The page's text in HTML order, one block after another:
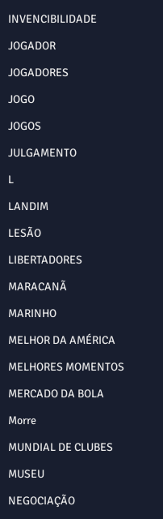
INVENCIBILIDADE
JOGADOR
JOGADORES
JOGO
JOGOS
JULGAMENTO
L
LANDIM
LESÃO
LIBERTADORES
MARACANÃ
MARINHO
MELHOR DA AMÉRICA
MELHORES MOMENTOS
MERCADO DA BOLA
Morre
MUNDIAL DE CLUBES
MUSEU
NEGOCIAÇÃO